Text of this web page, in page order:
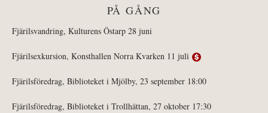
PÅ GÅNG
Fjärilsvandring, Kulturens Östarp 28 juni
Fjärilsexkursion, Konsthallen Norra Kvarken 11 juli
Fjärilsföredrag, Biblioteket i Mjölby, 23 september 18:00
Fjärilsföredrag, Biblioteket i Trollhättan, 27 oktober 17:30